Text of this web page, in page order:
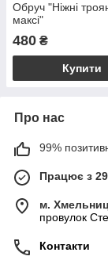
Обруч "Ніжні
максі"
480 ₴
Купити
Про нас
99%
Працює з
м.
провулок
Контакти